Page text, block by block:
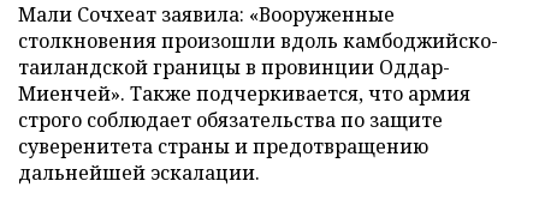
Мали Сочхеат заявила: «Вооруженные
столкновения произошли вдоль камбоджийско-
таиландской границы в провинции Оддар-
Миенчей». Также подчеркивается, что армия
строго соблюдает обязательства по защите
суверенитета страны и предотвращению
дальнейшей эскалации.